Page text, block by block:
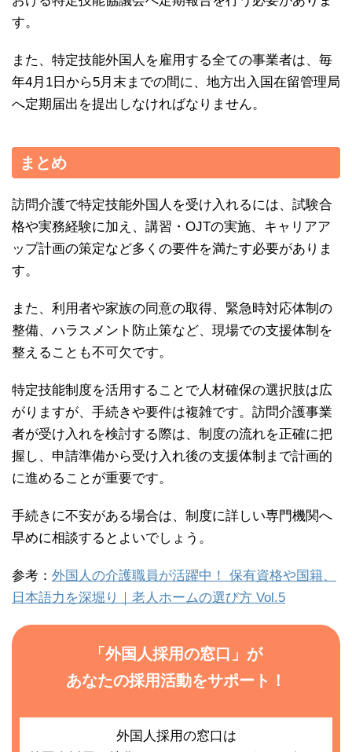
す。
また、特定技能外国人を雇用する全ての事業者は、毎
年4月1日から5月末までの間に、地方出入国在留管理局
へ定期届出を提出しなければなりません。
まとめ
訪問介護で特定技能外国人を受け入れるには、試験合
格や実務経験に加え、講習・OJTの実施、キャリアア
ップ計画の策定など多くの要件を満たす必要がありま
す。
また、利用者や家族の同意の取得、緊急時対応体制の
整備、ハラスメント防止策など、現場での支援体制を
整えることも不可欠です。
特定技能制度を活用することで人材確保の選択肢は広
がりますが、手続きや要件は複雑です。訪問介護事業
者が受け入れを検討する際は、制度の流れを正確に把
握し、申請準備から受け入れ後の支援体制まで計画的
に進めることが重要です。
手続きに不安がある場合は、制度に詳しい専門機関へ
早めに相談するとよいでしょう。
参考： 外国人の介護職員が活躍中！ 保有資格や国籍、
日本語力を深堀り｜老人ホームの選び方 Vol.5
「外国人採用の窓口」が
あなたの採用活動をサポート！
外国人採用の窓口は